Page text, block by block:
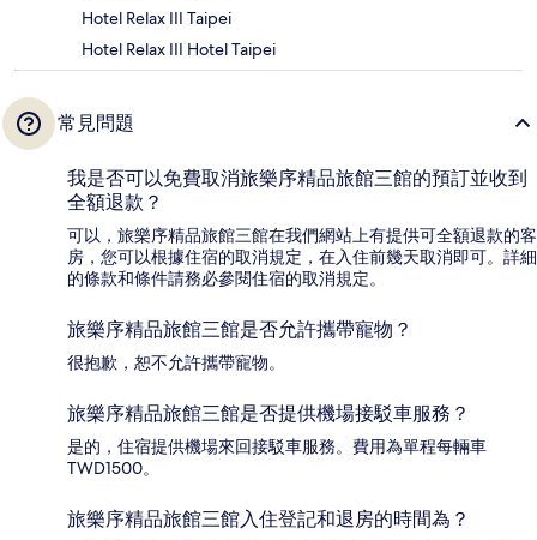
Hotel Relax III Taipei
Hotel Relax III Hotel Taipei
常見問題
我是否可以免費取消旅樂序精品旅館三館的預訂並收到
全額退款？
可以，旅樂序精品旅館三館在我們網站上有提供可全額退款的客
房，您可以根據住宿的取消規定，在入住前幾天取消即可。詳細
的條款和條件請務必參閱住宿的取消規定。
旅樂序精品旅館三館是否允許攜帶寵物？
很抱歉，恕不允許攜帶寵物。
旅樂序精品旅館三館是否提供機場接駁車服務？
是的，住宿提供機場來回接駁車服務。費用為單程每輛車
TWD1500。
旅樂序精品旅館三館入住登記和退房的時間為？